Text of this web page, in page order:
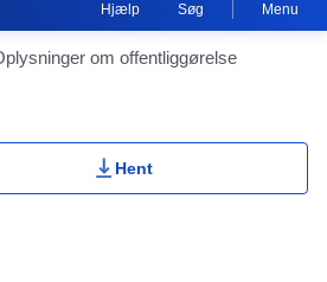
Hjælp Søg Menu
om offentliggørelse
Actions Portlet
Hent